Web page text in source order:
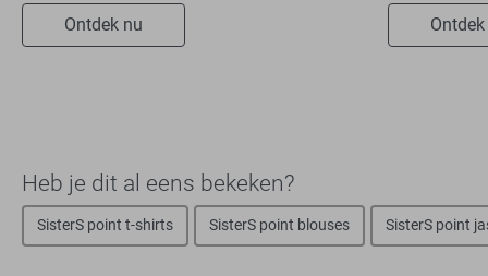
Ontdek nu
Heb je dit al eens bekeken?
SisterS point t-shirts SisterS point blouses SisterS point